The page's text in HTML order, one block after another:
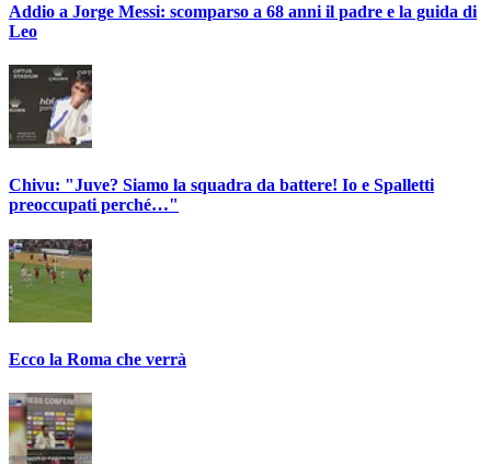
Addio a Jorge Messi: scomparso a 68 anni il padre e la guida di
Leo
Chivu: "Juve? Siamo la squadra da battere! Io e Spalletti
preoccupati perché…"
Ecco la Roma che verrà